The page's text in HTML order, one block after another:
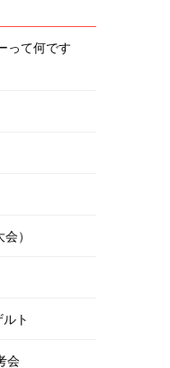
って何です
）
ト
会